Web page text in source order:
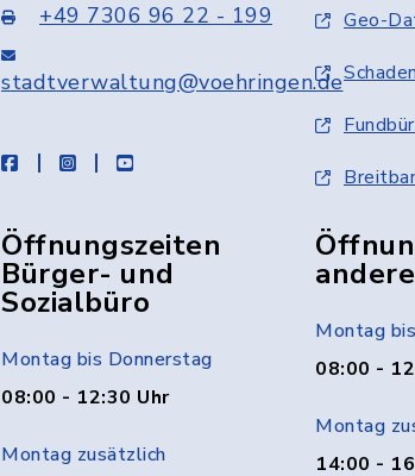
+49 7306 96 22 - 199
stadtverwaltung@voehringen.de
facebookinstagramyoutube
Geo-
Öffnungszeiten
Bürger- und
Sozialbüro
Montag bis Donnerstag
08:00 - 12:30 Uhr
Montag zusätzlich
Montag
08:00 -
Montag
14:00 -